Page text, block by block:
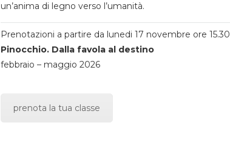
un’anima di legno verso l’umanità.
Prenotazioni a partire da lunedi 17 novembre ore 15.30
Pinocchio. Dalla favola al destino
febbraio – maggio 2026
prenota la tua classe